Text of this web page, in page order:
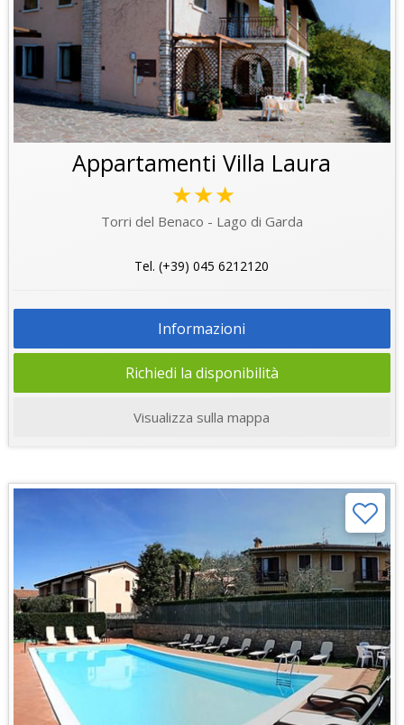
Appartamenti Villa Laura
★★★
Torri del Benaco - Lago di Garda
Tel. (+39) 045 6212120
Informazioni
Richiedi la disponibilità
Visualizza sulla mappa